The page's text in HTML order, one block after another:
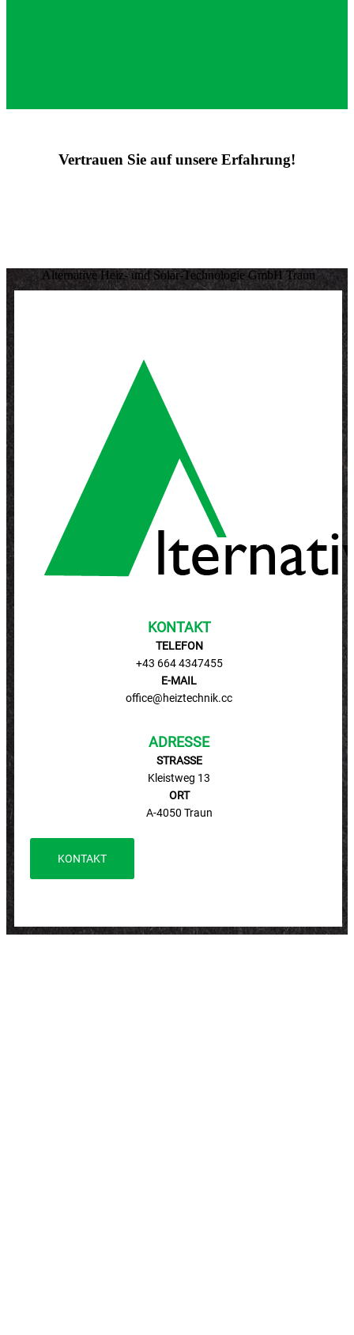
Vertrauen Sie auf unsere Erfahrung!
Alternative Heiz- und Solar-Technologie GmbH Traun
KONTAKT
TELEFON
+43 664 4347455
E-MAIL
office@​heiztechnik.cc
ADRESSE
STRASSE
Kleistweg 13
ORT
A-4050 Traun
KONTAKT